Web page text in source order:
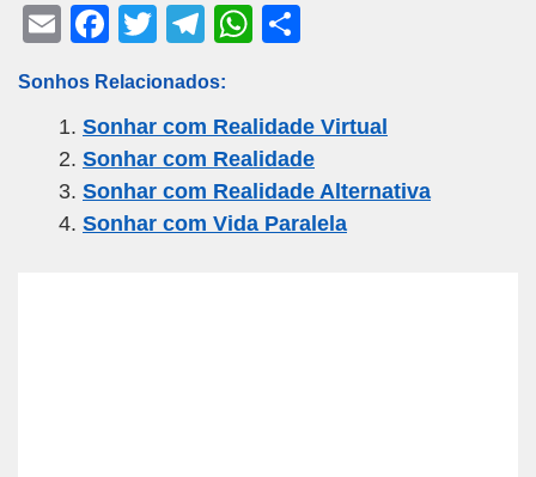
E
ail
F
c
e
b
o
T
tt
er
T
e
gr
a
m
W
s
A
p
e
Sonhos Relacionados:
Sonhar com Realidade Virtual
Sonhar com Realidade
Sonhar com Realidade Alternativa
Sonhar com Vida Paralela